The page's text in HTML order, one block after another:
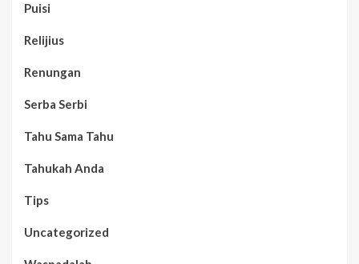
Puisi
Relijius
Renungan
Serba Serbi
Tahu Sama Tahu
Tahukah Anda
Tips
Uncategorized